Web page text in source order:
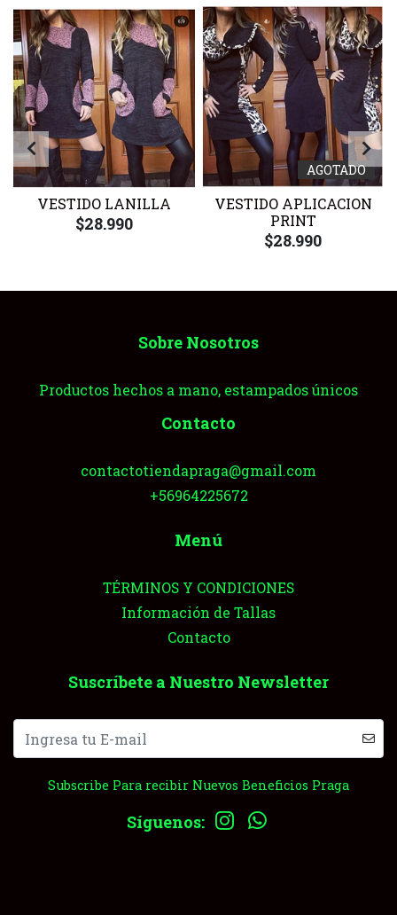
VESTIDO LANILLA
$28.990
AGOTADO
VESTIDO APLICACION
PRINT
$28.990
Sobre Nosotros
Productos hechos a mano, estampados únicos
Contacto
contactotiendapraga@gmail.com
+56964225672
Menú
TÉRMINOS Y CONDICIONES
Información de Tallas
Contacto
Suscríbete a Nuestro Newsletter
Subscribe Para recibir Nuevos Beneficios Praga
Síguenos: